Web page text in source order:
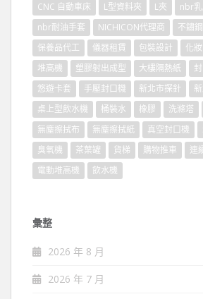
CNC 自動車床
L型資料夾 L夾 nbr
nbr耐油手套
NICHICON代理商 不鏽
保養品代工
儀器租賃 包裝設計 化
堆高機
塑膠射出成型 大樓隔熱紙
悠遊卡套
手壓封口機 新北市探針
桌上型飲水機
桶裝水 橡膠 洗滌塔
無塵擦拭布
無塵擦拭紙 真空封口機
臭氧機
茶葉罐 貨梯 購物推車 連
電動堆高機
飲水機
彙整
2026 年 8 月
2026 年 7 月